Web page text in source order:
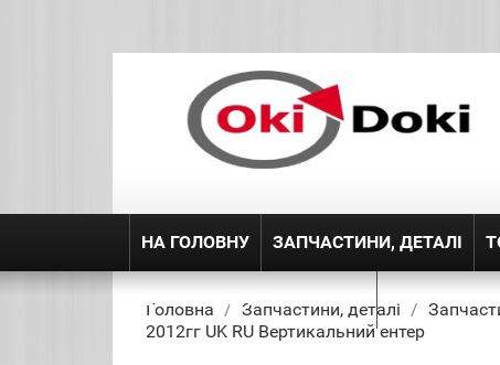
НА ГОЛОВНУ ЗАПЧАСТИНИ, ДЕТАЛІ
ДОСТАВКА ТА ПОВЕРЕННЯ
Головна Запчастини, деталі
2012гг UK RU Вертикальний ентер